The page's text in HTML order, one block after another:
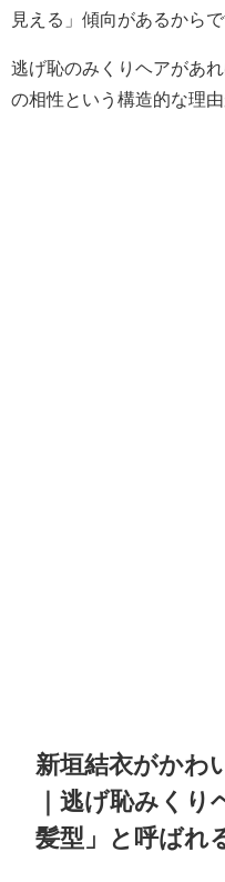
見える」傾向があるからで
逃げ恥のみくりヘアがあ
の相性という構造的な理由
新垣結衣がかわ
｜逃げ恥みく
髪型」と呼ばれ